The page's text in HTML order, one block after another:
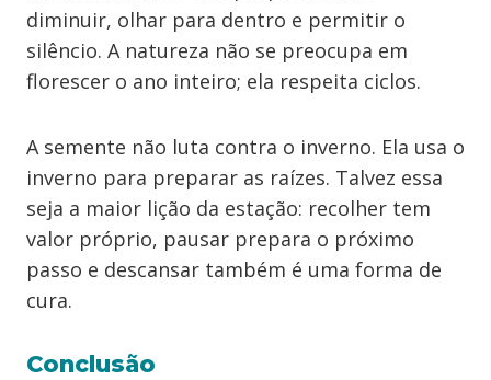
diminuir, olhar para dentro e permitir o
silêncio. A natureza não se preocupa em
florescer o ano inteiro; ela respeita ciclos.
A semente não luta contra o inverno. Ela usa o
inverno para preparar as raízes. Talvez essa
seja a maior lição da estação: recolher tem
valor próprio, pausar prepara o próximo
passo e descansar também é uma forma de
cura.
Conclusão